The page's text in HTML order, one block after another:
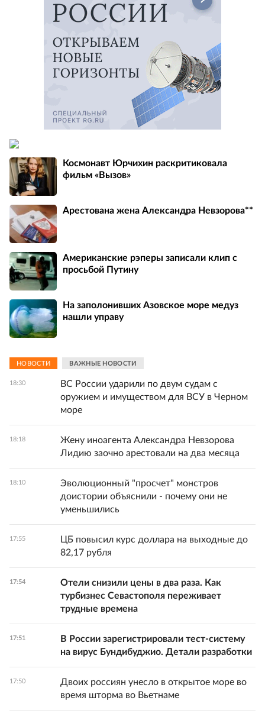
Космонавт Юрчихин раскритиковала
фильм «Вызов»
Арестована жена Александра Невзорова**
Американские рэперы записали клип с
просьбой Путину
На заполонивших Азовское море медуз
нашли управу
НОВОСТИ ВАЖНЫЕ НОВОСТИ
18:30
ВС России ударили по двум судам с
оружием и имуществом для ВСУ в Черном
море
18:18
Жену иноагента Александра Невзорова
Лидию заочно арестовали на два месяца
18:10
Эволюционный "просчет" монстров
доистории объяснили - почему они не
уменьшились
17:55
ЦБ повысил курс доллара на выходные до
82,17 рубля
17:54
Отели снизили цены в два раза. Как
турбизнес Севастополя переживает
трудные времена
17:51
В России зарегистрировали тест-систему
на вирус Бундибуджио. Детали разработки
17:50
Двоих россиян унесло в открытое море во
время шторма во Вьетнаме